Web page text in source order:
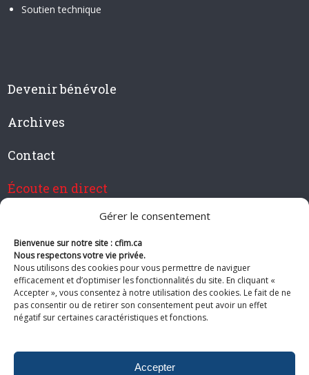
Gérer le consentement
Bienvenue sur notre site : cfim.ca
Nous respectons votre vie privée.
Nous utilisons des cookies pour vous permettre de naviguer
efficacement et d’optimiser les fonctionnalités du site. En cliquant «
Accepter », vous consentez à notre utilisation des cookies. Le fait de ne
pas consentir ou de retirer son consentement peut avoir un effet
négatif sur certaines caractéristiques et fonctions.
Accepter
Soutien technique
Devenir bénévole
Archives
Contact
Écoute en direct
Devenir membre de CFIM
Suivez-nous